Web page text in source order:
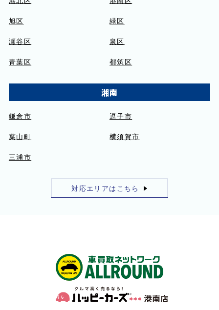
旭区 緑区
瀬谷区 泉区
青葉区 都筑区
湘南
鎌倉市 逗子市
葉山町 横須賀市
三浦市
対応エリアはこちら